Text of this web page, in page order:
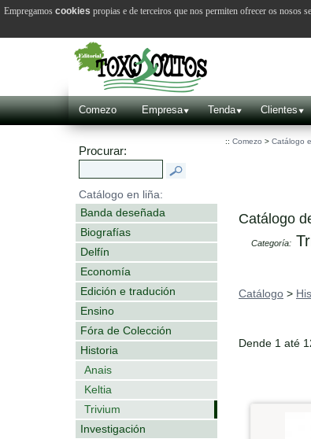
Comezo Empresa Tenda Clientes
Procurar:
Catálogo en liña:
Banda deseñada
Biografías
Delfín
Economía
Edición e tradución
Ensino
Fóra de Colección
Historia
Anais
Keltia
Trivium
Investigación
:: Comezo > Catálogo
Catálogo
Categoría:
Catálogo >
Dende 1 até
Empregamos cookies propias e de terceiros que nos permiten ofrecer os nosos